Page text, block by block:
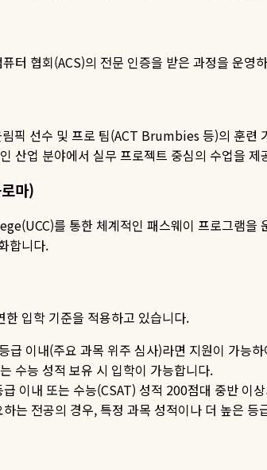
터 협회(ACS)의 전문 인증을 받은 과정을 운영
픽 선수 및 프로 팀(ACT Brumbies등)의 훈련
산업 분야에서 실무 프로젝트 중심의 수업을 제
마)
를 통한 체계적인 패스웨이 프로그램을
합니다.
입학 기준을 적용하고 있습니다.
급 이내(주요 과목 위주 심사)라면 지원이 가능하
수능 성적 보유 시 입학이 가능합니다.
급 이내 또는 수능(CSAT) 성적 200점대 중반 이
는 전공의 경우,특정 과목 성적이나 더 높은 등